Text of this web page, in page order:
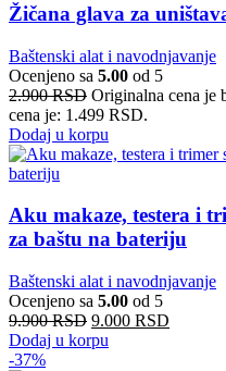
Žičana glava za
Baštenski alat i navodnjavanje
Ocenjeno sa 5.00 od 5
2.900RSD Originalna cena je
cena je: 1.499 RSD.
Dodaj u korpu
Aku makaze, testera i
za baštu na bateriju
Baštenski alat i navodnjavanje
Ocenjeno sa 5.00 od 5
9.900RSD 9.000 RSD
Dodaj u korpu
-37%